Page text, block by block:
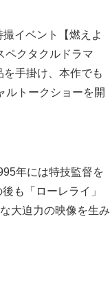
イベント【燃えよ
ペクタクルドラマ
手掛け、本作でも
ルトークショーを開
年には特技監督を
も「ローレライ」
大迫力の映像を生み